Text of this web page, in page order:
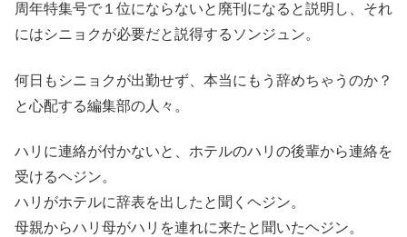
周年特集号で１位にならないと廃刊になると説明し、それ
にはシニョクが必要だと説得するソンジュン。
何日もシニョクが出勤せず、本当にもう辞めちゃうのか？
と心配する編集部の人々。
ハリに連絡が付かないと、ホテルのハリの後輩から連絡を
受けるヘジン。
ハリがホテルに辞表を出したと聞くヘジン。
母親からハリ母がハリを連れに来たと聞いたヘジン。